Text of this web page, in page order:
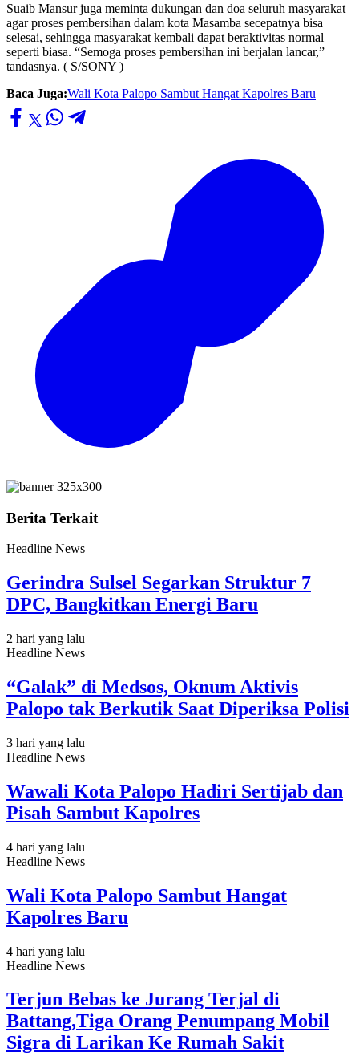
Suaib Mansur juga meminta dukungan dan doa seluruh masyarakat
agar proses pembersihan dalam kota Masamba secepatnya bisa
selesai, sehingga masyarakat kembali dapat beraktivitas normal
seperti biasa. “Semoga proses pembersihan ini berjalan lancar,”
tandasnya. ( S/SONY )
Baca Juga:Wali Kota Palopo Sambut Hangat Kapolres Baru
Berita Terkait
Headline News
Gerindra Sulsel Segarkan Struktur 7
DPC, Bangkitkan Energi Baru
2 hari yang lalu
Headline News
“Galak” di Medsos, Oknum Aktivis
Palopo tak Berkutik Saat Diperiksa Polisi
3 hari yang lalu
Headline News
Wawali Kota Palopo Hadiri Sertijab dan
Pisah Sambut Kapolres
4 hari yang lalu
Headline News
Wali Kota Palopo Sambut Hangat
Kapolres Baru
4 hari yang lalu
Headline News
Terjun Bebas ke Jurang Terjal di
Battang,Tiga Orang Penumpang Mobil
Sigra di Larikan Ke Rumah Sakit